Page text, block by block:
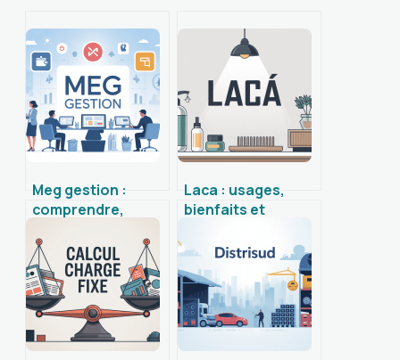
Meg gestion :
comprendre,
optimiser cet outil
au quotidien
Laca : usages,
bienfaits et
connaître avant
d’acheter